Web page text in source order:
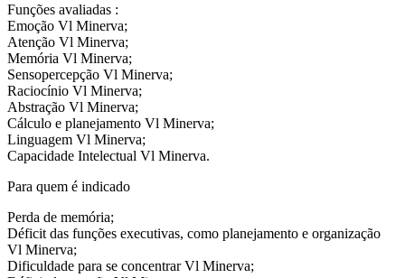
Funções avaliadas :
Emoção Vl Minerva;
Atenção Vl Minerva;
Memória Vl Minerva;
Sensopercepção Vl Minerva;
Raciocínio Vl Minerva;
Abstração Vl Minerva;
Cálculo e planejamento Vl Minerva;
Linguagem Vl Minerva;
Capacidade Intelectual Vl Minerva.
Para quem é indicado
Perda de memória;
Déficit das funções executivas, como planejamento e organização
Vl Minerva;
Dificuldade para se concentrar Vl Minerva;